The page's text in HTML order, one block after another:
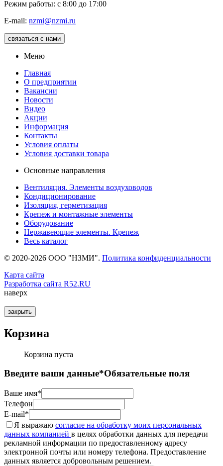
Режим работы: с 8:00 до 17:00
E-mail: nzmi@nzmi.ru
связаться с нами
Меню
Главная
О предприятии
Вакансии
Новости
Видео
Акции
Информация
Контакты
Условия оплаты
Условия доставки товара
Основные направления
Вентиляция. Элементы воздуховодов
Кондиционирование
Изоляция, герметизация
Крепеж и монтажные элементы
Оборудование
Нержавеющие элементы. Крепеж
Весь каталог
© 2020-2026 ООО "НЗМИ". Политика конфиденциальности
Карта сайта
Разработка сайта R52.RU
наверх
закрыть
Корзина
Корзина пуста
Введите ваши данные*Обязательные поля
Ваше имя*
Телефон
E-mail*
Я выражаю согласие на обработку моих персональных
данных компанией в целях обработки данных для передачи
рекламной информации по предоставленному адресу
электронной почты или номеру телефона. Предоставление
данных является добровольным решением.